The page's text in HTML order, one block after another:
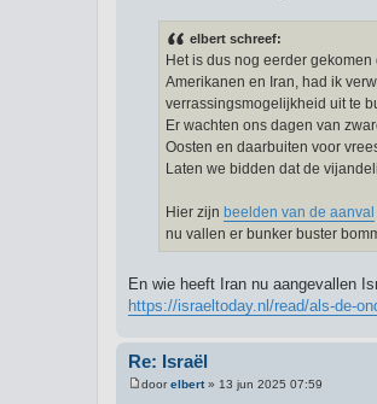
elbert schreef:
Het is dus nog eerder
Amerikanen en Iran, had ik
verrassingsmogelijkheid uit te
Er wachten ons dagen van
Oosten en daarbuiten voor
Laten we bidden dat de
Hier zijn beelden van de aanval
nu vallen er bunker buster
En wie heeft Iran nu aangevallen
https://israeltoday.nl/read/als-de-
Re: Israël
doorelbert» 13 jun 2025 07:59